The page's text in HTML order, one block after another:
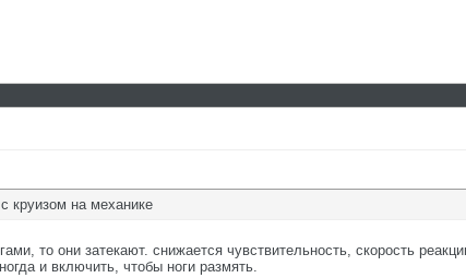
круизом на механике
то они затекают. снижается чувствительность, скорость
и включить, чтобы ноги размять.